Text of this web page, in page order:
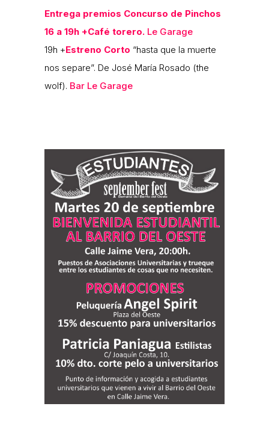
Entrega premios Concurso de Pinchos
16 a 19h +Café torero. Le Garage
19h +Estreno Corto “hasta que la muerte
nos separe”. De José María Rosado (the
wolf). Bar Le Garage